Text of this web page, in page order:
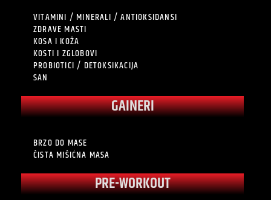
VITAMINI / MINERALI / ANTIOKSIDANSI
ZDRAVE MASTI
KOSA I KOŽA
KOSTI I ZGLOBOVI
PROBIOTICI / DETOKSIKACIJA
SAN
GAINERI
BRZO DO MASE
ČISTA MIŠIĆNA MASA
PRE-WORKOUT